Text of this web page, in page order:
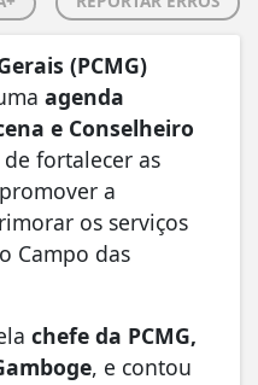
(PCMG)
agenda
e Conselheiro
fortalecer as
a
os serviços
Campo das
chefe da PCMG,
, e contou